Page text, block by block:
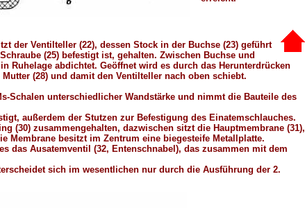
der Ventilteller (22), dessen Stock in der Buchse (23) geführt
(25) befestigt ist, gehalten. Zwischen Buchse und
Ruhelage abdichtet. Geöffnet wird es durch das Herunterdrücken
(28) und damit den Ventilteller nach oben schiebt.
Schalen unterschiedlicher Wandstärke und nimmt die Bauteile des
außerdem der Stutzen zur Befestigung des Einatemschlauches.
(30) zusammengehalten, dazwischen sitzt die Hauptmembrane (31),
Membrane besitzt im Zentrum eine biegesteife Metallplatte.
das Ausatemventil (32, Entenschnabel), das zusammen mit dem
sich im wesentlichen nur durch die Ausführung der 2.